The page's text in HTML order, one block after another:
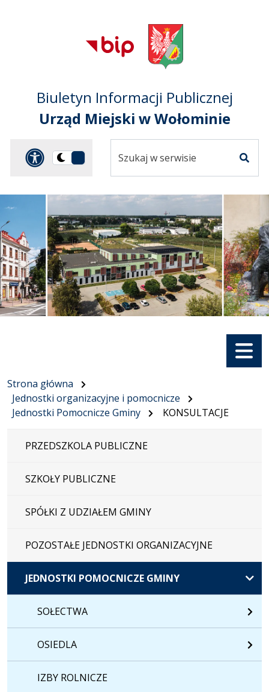
Przejdź do
głównego menu
Przejdź do treści
Przejdź do mapy
serwisu
Biuletyn Informacji Publicznej
Urząd Miejski w Wołominie
Panel dostosowania
Przełącz
ciemną
serwisie
Menu
Strona główna
Jednostki organizacyjne i pomocnicze
Jednostki Pomocnicze Gminy
KONSULTACJE
PRZEDSZKOLA PUBLICZNE
SZKOŁY PUBLICZNE
SPÓŁKI Z UDZIAŁEM GMINY
POZOSTAŁE JEDNOSTKI ORGANIZACYJNE
JEDNOSTKI POMOCNICZE GMINY
SOŁECTWA
OSIEDLA
IZBY ROLNICZE